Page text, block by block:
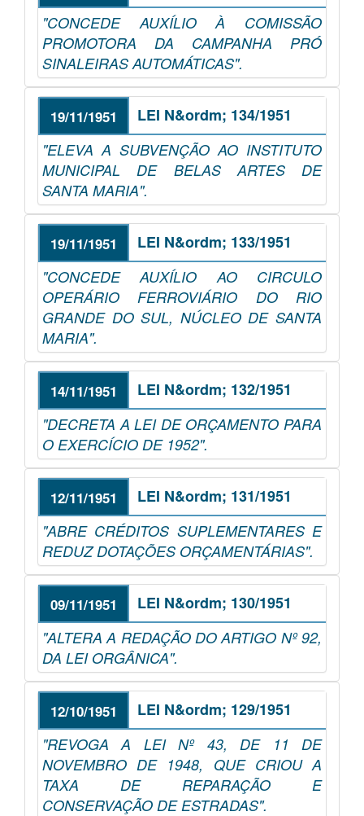
"CONCEDE AUXÍLIO À COMISSÃO
PROMOTORA DA CAMPANHA PRÓ
SINALEIRAS AUTOMÁTICAS".
19/11/1951 LEI N&ordm; 134/1951
"ELEVA A SUBVENÇÃO AO INSTITUTO
MUNICIPAL DE BELAS ARTES DE
SANTA MARIA".
19/11/1951 LEI N&ordm; 133/1951
"CONCEDE AUXÍLIO AO CIRCULO
OPERÁRIO FERROVIÁRIO DO RIO
GRANDE DO SUL, NÚCLEO DE SANTA
MARIA".
14/11/1951 LEI N&ordm; 132/1951
"DECRETA A LEI DE ORÇAMENTO PARA
O EXERCÍCIO DE 1952".
12/11/1951 LEI N&ordm; 131/1951
"ABRE CRÉDITOS SUPLEMENTARES E
REDUZ DOTAÇÕES ORÇAMENTÁRIAS".
09/11/1951 LEI N&ordm; 130/1951
"ALTERA A REDAÇÃO DO ARTIGO Nº 92,
DA LEI ORGÂNICA".
12/10/1951 LEI N&ordm; 129/1951
"REVOGA A LEI Nº 43, DE 11 DE
NOVEMBRO DE 1948, QUE CRIOU A
TAXA DE REPARAÇÃO E
CONSERVAÇÃO DE ESTRADAS".